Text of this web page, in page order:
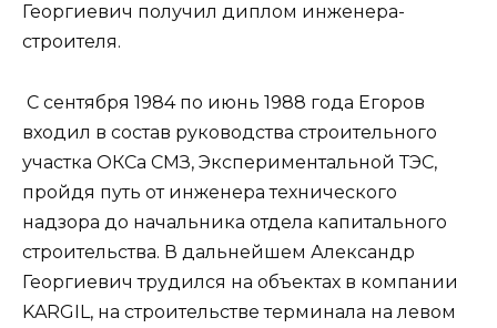
Георгиевич получил диплом инженера-
строителя.
С сентября 1984 по июнь 1988 года Егоров
входил в состав руководства строительного
участка ОКСа СМЗ, Экспериментальной ТЭС,
пройдя путь от инженера технического
надзора до начальника отдела капитального
строительства. В дальнейшем Александр
Георгиевич трудился на объектах в компании
KARGIL, на строительстве терминала на левом